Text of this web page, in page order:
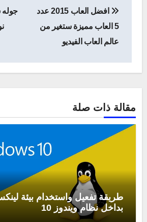
المقالات
افضل العاب 2015 عدد
5 العاب مميزة ستغير من
عالم العاب الفيديو
جوله
مقالة ذات صلة
طريقة تفعيل واستخدام بيئة
بداخل نظام ويندوز 10